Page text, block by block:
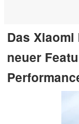
Das Xiaomi
neuer